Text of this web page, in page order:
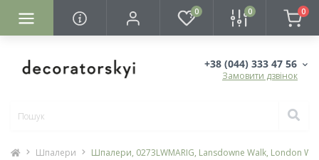
0 0 0
+38 (044) 333 47 56
Замовити дзвінок
Шпалери Шпалери, 0273LWMARIG, Lansdowne Walk, London